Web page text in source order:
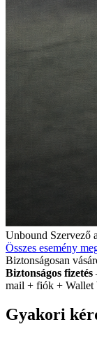
Unbound Szervező
Összes esemény
Biztonságosan
Biztonságos fizetés
mail + fiók + Wallet
Gyakori